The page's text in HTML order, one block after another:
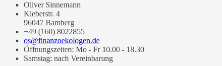
Oliver Sinnemann
Kleberstr. 4
96047 Bamberg
+49 (160) 8022855
os@finanzoekologen.de
Öffnungszeiten: Mo - Fr 10.00 - 18.30
Samstag: nach Vereinbarung